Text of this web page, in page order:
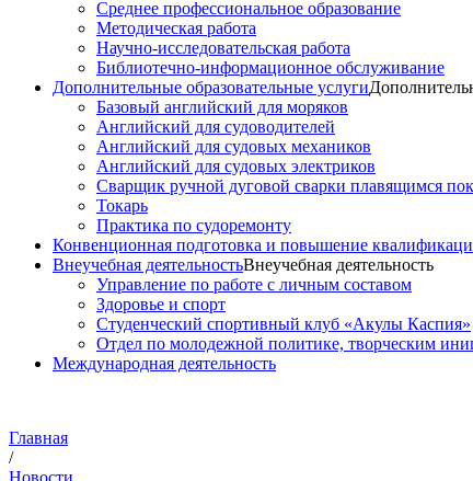
Среднее профессиональное образование
Методическая работа
Научно-исследовательская работа
Библиотечно-информационное обслуживание
Дополнительные образовательные услуги
Базовый английский для моряков
Английский для судоводителей
Английский для судовых механиков
Английский для судовых электриков
Cварщик ручной дуговой сварки плавящимся
Токарь
Практика по судоремонту
Конвенционная подготовка и повышение
Внеучебная деятельностьВнеучебная деятельность
Управление по работе с личным составом
Здоровье и спорт
Студенческий спортивный клуб «Акулы Каспия»
Отдел по молодежной политике, творческим
Международная деятельность
Главная
/
Новости